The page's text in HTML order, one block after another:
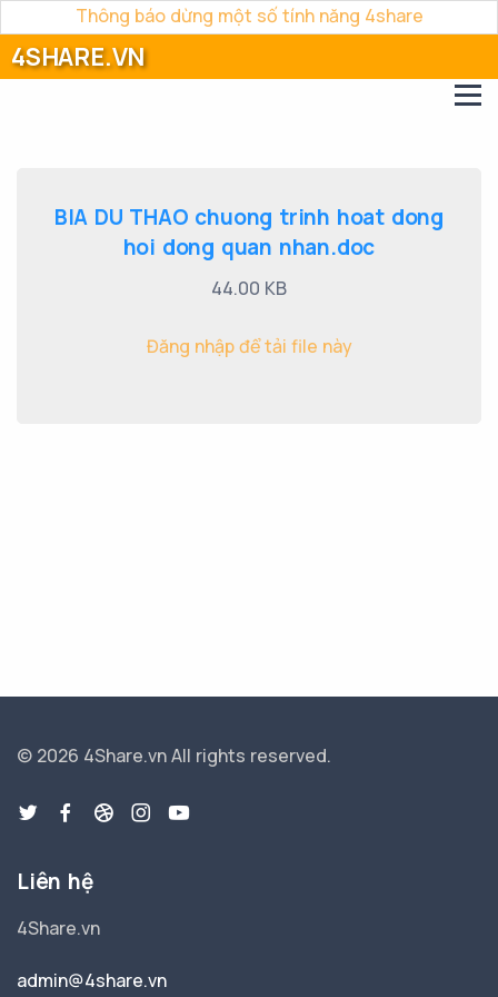
Thông báo dừng một số tính năng 4share
4SHARE.VN
BIA DU THAO chuong trinh hoat dong
hoi dong quan nhan.doc
44.00 KB
Đăng nhập để tải file này
© 2026 4Share.vnAll rights reserved.
Liên hệ
4Share.vn
admin@4share.vn